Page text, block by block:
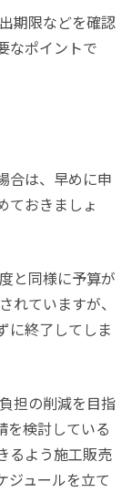
期限などを確認
なポイントで
合は、早めに申
ておきましょ
と同様に予算が
れていますが、
に終了してしま
担の削減を目指
を検討している
るよう施工販売
ジュールを立て